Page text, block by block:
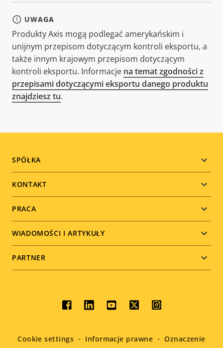
UWAGA
Produkty Axis mogą podlegać amerykańskim i
unijnym przepisom dotyczącym kontroli eksportu, a
także innym krajowym przepisom dotyczącym
kontroli eksportu. Informacje na temat zgodności z
przepisami dotyczącymi eksportu danego produktu
znajdziesz tu.
Footer
menu
SPÓŁKA
KONTAKT
PRACA
WIADOMOŚCI I ARTYKUŁY
PARTNER
Social
menu
Cookie settings Informacje prawne Oznaczenie